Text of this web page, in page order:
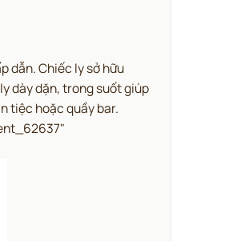
dẫn.Chiếc ly sở hữu
dày dặn, trong suốt giúp
tiệc hoặc quầy bar.